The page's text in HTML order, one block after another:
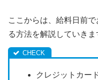
ここからは、給料日前
る方法を解説していきま
クレジットカー